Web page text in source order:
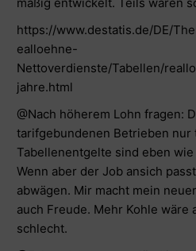
https://www.destatis.de/DE/
ealloehne-
Nettoverdienste/Tabellen/
jahre.html
@Nach höherem Lohn fragen:
tarifgebundenen Betrieben nur
Tabellenentgelte sind eben
Wenn aber der Job ansich
abwägen. Mir macht mein
auch Freude. Mehr Kohle wäre
schlecht.